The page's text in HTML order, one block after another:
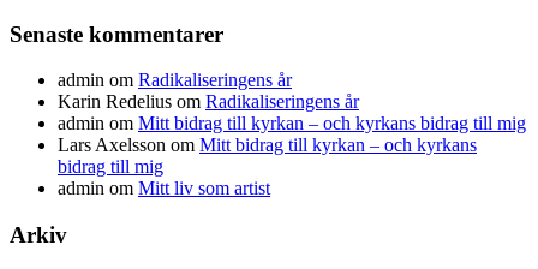
Senaste kommentarer
admin om Radikaliseringens år
Karin Redelius om Radikaliseringens år
admin om Mitt bidrag till kyrkan – och kyrkans bidrag till mig
Lars Axelsson om Mitt bidrag till kyrkan – och kyrkans
bidrag till mig
admin om Mitt liv som artist
Arkiv